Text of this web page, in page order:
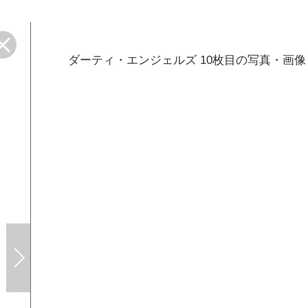
ダーティ・エンジェルズ 10枚目の写真・画像